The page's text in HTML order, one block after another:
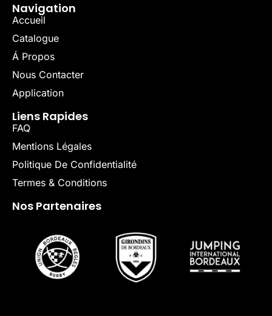
Navigation
Accueil
Catalogue
Á Propos
Nous Contacter
Application
Liens Rapides
FAQ
Mentions Légales
Politique De Confidentialité
Termes & Conditions
Nos Partenaires